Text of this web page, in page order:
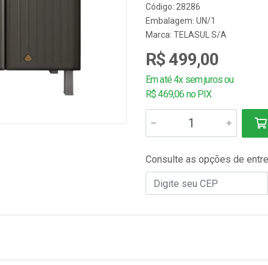
Código: 28286
Embalagem: UN/1
Marca: TELASUL S/A
R$ 499,00
Em até 4x sem juros ou
R$ 469,06 no PIX
Consulte as opções de